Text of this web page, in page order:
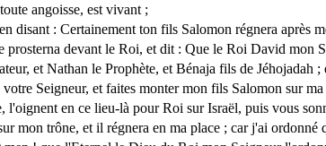
angoisse, est vivant ;
disant : Certainement ton fils Salomon régnera après
prosterna devant le Roi, et dit : Que le Roi David mon
et Nathan le Prophète, et Bénaja fils de Jéhojadah ;
Seigneur, et faites monter mon fils Salomon sur
l'oignent en ce lieu-là pour Roi sur Israël, puis vous
mon trône, et il régnera en ma place ; car j'ai